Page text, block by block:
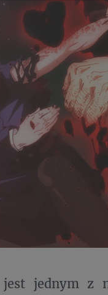
jest jednym z